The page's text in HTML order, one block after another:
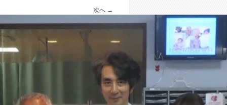
次へ →